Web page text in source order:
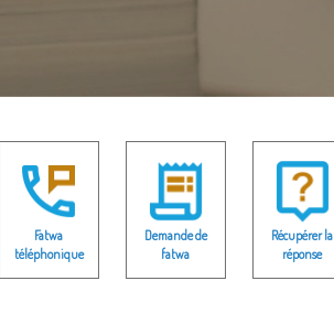
Fatwa
téléphonique
Demande de
fatwa
Récupérer la
réponse